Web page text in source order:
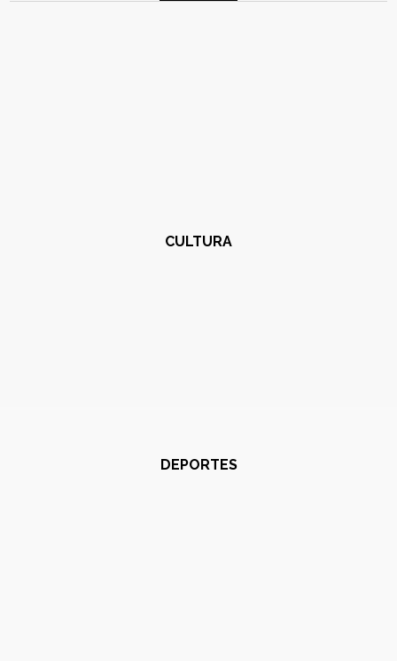
CULTURA
DEPORTES